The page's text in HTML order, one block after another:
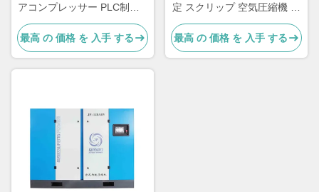
アコンプレッサー PLC制御 2
段階回転コンプレッサー
最高 の 価格 を 入手 する
定 スクリップ 空気圧縮機 容
量 3 - 62 M3/Min
最高 の 価格 を 入手 する